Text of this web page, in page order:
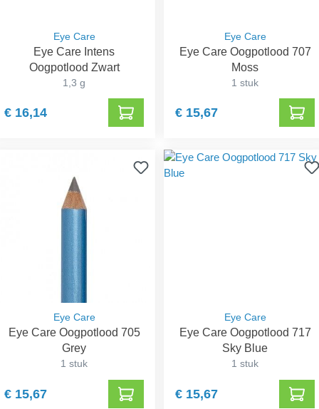
Eye Care
Eye Care Intens
Oogpotlood Zwart
1,3 g
€ 16,14
Eye Care
Eye Care Oogpotlood 707
Moss
1 stuk
€ 15,67
Eye Care
Eye Care Oogpotlood 705
Grey
1 stuk
€ 15,67
Eye Care
Eye Care Oogpotlood 717
Sky Blue
1 stuk
€ 15,67